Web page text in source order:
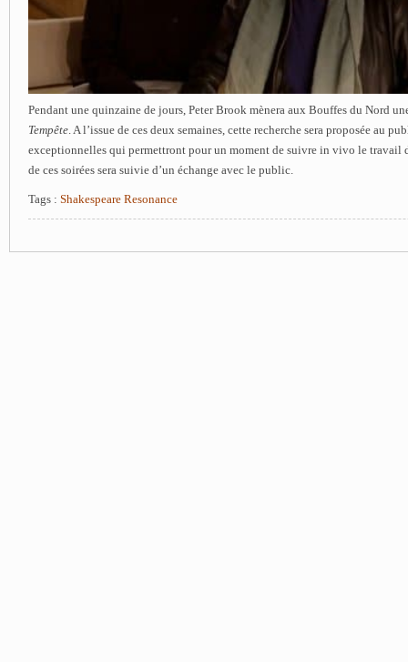
Pendant une quinzaine de jours, Peter Brook mènera aux Bouffes du Nord
Tempête . A l’issue de ces deux semaines, cette recherche sera proposée au
exceptionnelles qui permettront pour un moment de suivre in vivo le travail
de ces soirées sera suivie d’un échange avec le public.
Tags : Shakespeare Resonance